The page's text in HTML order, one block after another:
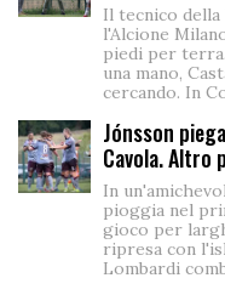
Il tecnico
l'Alcione
piedi per
una mano,
cercando. In
Jónsson
Cavola. Altro
In
pioggia nel
gioco per
ripresa con
Lombardi